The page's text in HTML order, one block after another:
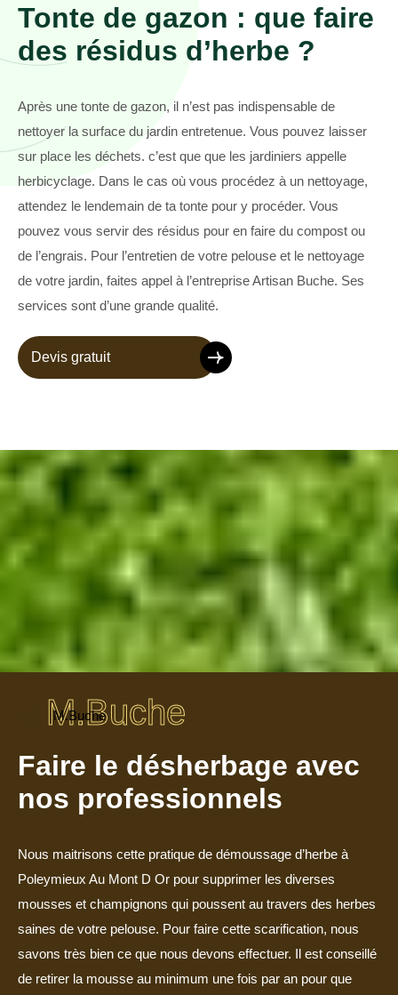
Tonte de gazon : que faire
des résidus d’herbe ?
Après une tonte de gazon, il n’est pas indispensable de
nettoyer la surface du jardin entretenue. Vous pouvez laisser
sur place les déchets. c’est que que les jardiniers appelle
herbicyclage. Dans le cas où vous procédez à un nettoyage,
attendez le lendemain de ta tonte pour y procéder. Vous
pouvez vous servir des résidus pour en faire du compost ou
de l’engrais. Pour l’entretien de votre pelouse et le nettoyage
de votre jardin, faites appel à l’entreprise Artisan Buche. Ses
services sont d’une grande qualité.
Devis gratuit
M.Buche
M.Buche
Faire le désherbage avec
nos professionnels
Nous maitrisons cette pratique de démoussage d’herbe à
Poleymieux Au Mont D Or pour supprimer les diverses
mousses et champignons qui poussent au travers des herbes
saines de votre pelouse. Pour faire cette scarification, nous
savons très bien ce que nous devons effectuer. Il est conseillé
de retirer la mousse au minimum une fois par an pour que